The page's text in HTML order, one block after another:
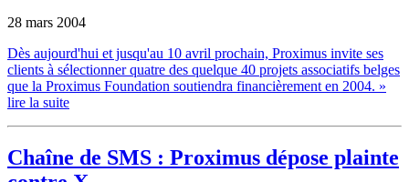
28 mars 2004
Dès aujourd'hui et jusqu'au 10 avril prochain, Proximus invite ses
clients à sélectionner quatre des quelque 40 projets associatifs belges
que la Proximus Foundation soutiendra financièrement en 2004. »
lire la suite
Chaîne de SMS : Proximus dépose plainte